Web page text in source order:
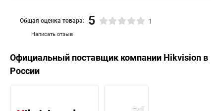
Написать отзыв
Общая оценка товара: 5 1
Официальный поставщик компании Hikvision в
России